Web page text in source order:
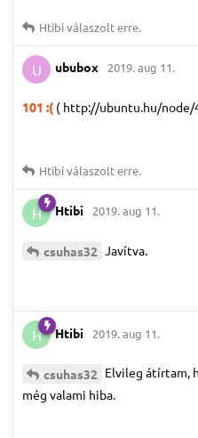
Htibiválaszolt erre.
U ububox 2019. aug 11.
101 :( ( http://ubuntu.hu/node/
Htibiválaszolt erre.
H Htibi 2019. aug 11.
csuhas32 Javítva.
H Htibi 2019. aug 11.
csuhas32 Elvileg átírtam,
még valami hiba.